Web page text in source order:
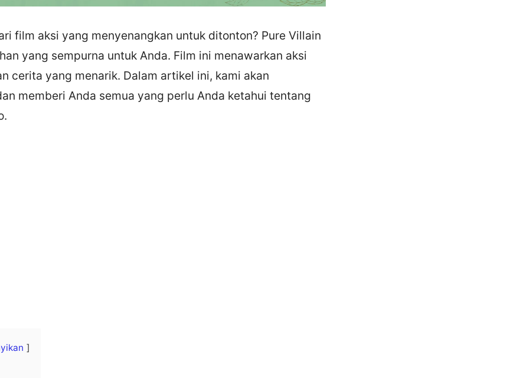
film aksi yang menyenangkan untuk ditonton? Pure Villain
yang sempurna untuk Anda. Film ini menawarkan aksi
cerita yang menarik. Dalam artikel ini, kami akan
memberi Anda semua yang perlu Anda ketahui tentang